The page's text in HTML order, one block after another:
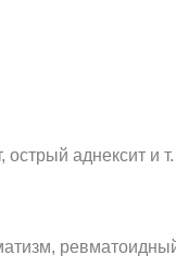
аднексит и т.